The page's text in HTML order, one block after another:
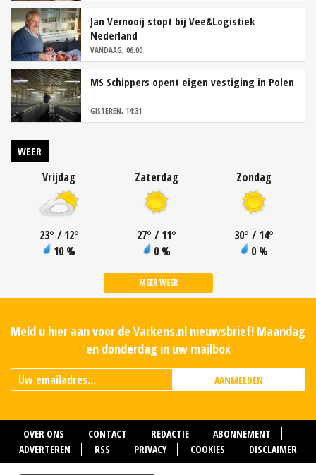
Jan Vernooij stopt bij Vee&Logistiek
Nederland
VANDAAG, 06:00
MS Schippers opent eigen vestiging in Polen
GISTEREN, 14:31
WEER
Vrijdag
23° / 12°
10 %
Zaterdag
27° / 11°
0 %
Zondag
30° / 14°
0 %
MEER WEER
Meld u hier aan voor de Varkens.nl nieuwsbrief! Maandag
en donderdag in uw mailbox
AANMELDEN
OVER ONS CONTACT REDACTIE
ABONNEMENT
ADVERTEREN
RSS PRIVACY COOKIES DISCLAIMER